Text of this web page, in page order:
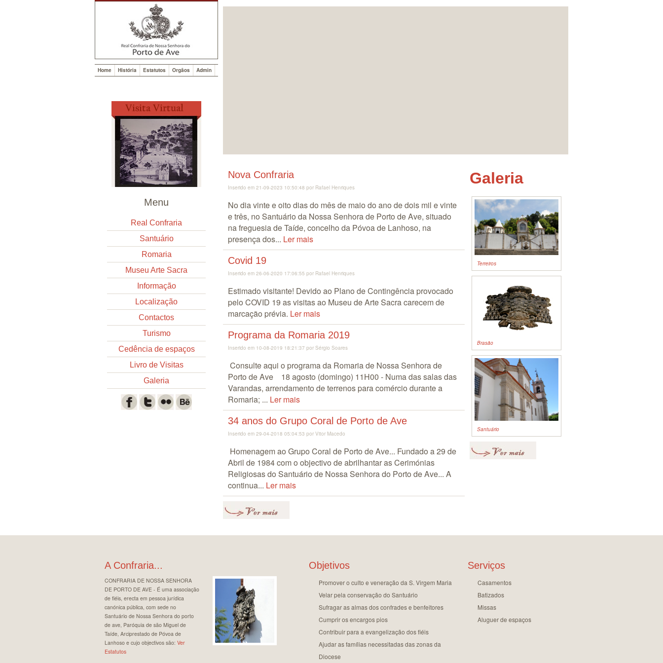
Home História Estatutos Orgãos Admin
Menu
Real Confraria
Santuário
Romaria
Museu Arte Sacra
Informação
Localização
Contactos
Turismo
Cedência de espaços
Livro de Visitas
Galeria
Nova Confraria
Inserido em 21-09-2023 10:50:48 por Rafael Henriques
No dia vinte e oito dias do mês de maio do ano de dois mil e vinte
e três, no Santuário da Nossa Senhora de Porto de Ave, situado
na freguesia de Taíde, concelho da Póvoa de Lanhoso, na
presença dos... Ler mais
Covid 19
Inserido em 26-06-2020 17:06:55 por Rafael Henriques
Estimado visitante! Devido ao Plano de Contingência provocado
pelo COVID 19 as visitas ao Museu de Arte Sacra carecem de
marcação prévia. Ler mais
Programa da Romaria 2019
Inserido em 10-08-2019 18:21:37 por Sérgio Soares
Consulte aqui o programa da Romaria de Nossa Senhora de
Porto de Ave 18 agosto (domingo) 11H00 - Numa das salas das
Varandas, arrendamento de terrenos para comércio durante a
Romaria; ... Ler mais
34 anos do Grupo Coral de Porto de Ave
Inserido em 29-04-2018 05:04:53 por Vitor Macedo
Homenagem ao Grupo Coral de Porto de Ave... Fundado a 29 de
Abril de 1984 com o objectivo de abrilhantar as Cerimónias
Religiosas do Santuário de Nossa Senhora do Porto de Ave... A
continua... Ler mais
Galeria
Terreiros
Brasão
Santuário
A Confraria...
CONFRARIA DE NOSSA SENHORA
DE PORTO DE AVE - É uma associação
de fiéis, erecta em pessoa jurídica
canónica pública, com sede no
Santuário de Nossa Senhora do porto
de ave, Paróquia de são Miguel de
Taíde, Arciprestado de Póvoa de
Lanhoso e cujo objectivos são: Ver
Estatutos
Serviços
Casamentos
Batizados
Missas
Aluguer de espaços
Objetivos
Promover o culto e veneração da S. Virgem Maria
Velar pela conservação do Santuário
Sufragar as almas dos confrades e benfeitores
Cumprir os encargos pios
Contribuir para a evangelização dos fiéis
Ajudar as famílias necessitadas das zonas da
Diocese